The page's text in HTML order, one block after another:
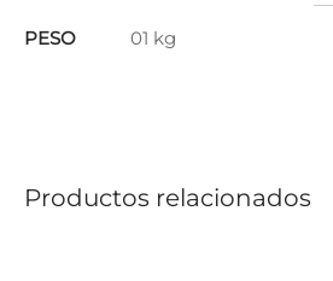
PESO 01 kg
Productos relacionados